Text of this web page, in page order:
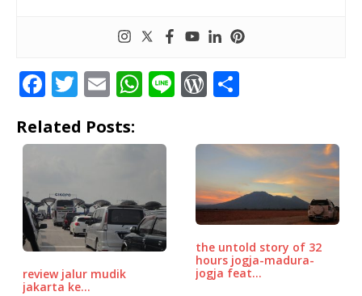
F
c
b
o
o
k
T
it
E
ai
W
at
p
p
Li W
r
P
r
e
ss
ar
e
Related Posts:
review jalur mudik
jakarta ke…
the untold story of 32
hours jogja-madura-
jogja feat…